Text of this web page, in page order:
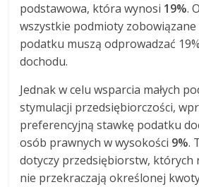
podstawowa, która wynosi 19%.
wszystkie podmioty zobowiązane
podatku muszą odprowadzać
dochodu.
Jednak w celu wsparcia małych
stymulacji przedsiębiorczości,
preferencyjną stawkę podatku
osób prawnych w wysokości 9%.
dotyczy przedsiębiorstw, których
nie przekraczają określonej